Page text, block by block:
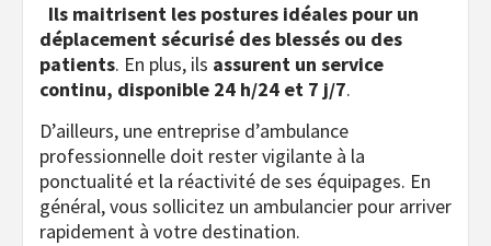
Ils maitrisent les postures idéales pour un
déplacement sécurisé des blessés ou des
patients. En plus, ils assurent un service
continu, disponible 24 h/24 et 7 j/7.
D’ailleurs, une entreprise d’ambulance
professionnelle doit rester vigilante à la
ponctualité et la réactivité de ses équipages. En
général, vous sollicitez un ambulancier pour arriver
rapidement à votre destination.